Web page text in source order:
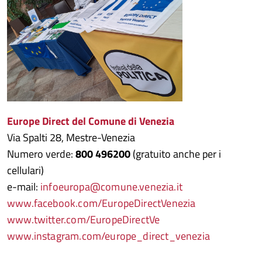
Europe Direct del Comune di Venezia
Via Spalti 28, Mestre-Venezia
Numero verde:800 496200(gratuito anche per i
cellulari)
e-mail: infoeuropa@comune.venezia.it
www.facebook.com/EuropeDirectVenezia
www.twitter.com/EuropeDirectVe
www.instagram.com/europe_direct_venezia